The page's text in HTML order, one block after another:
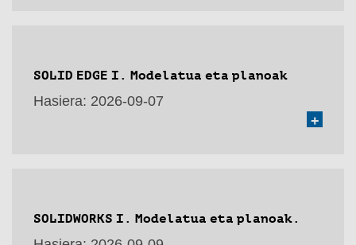
SOLID EDGE I. Modelatua eta planoak
Hasiera: 2026-09-07
+
SOLIDWORKS I. Modelatua eta planoak.